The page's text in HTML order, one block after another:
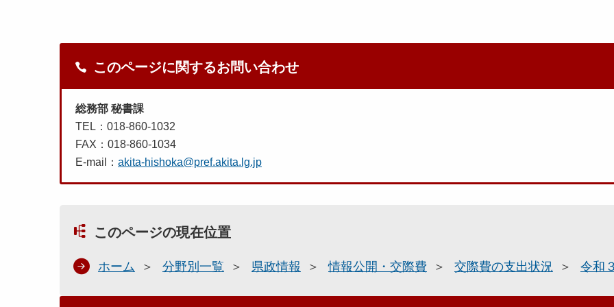
このページに関するお問い合わせ
総務部 秘書課
TEL：018-860-1032
FAX：018-860-1034
E-mail： akita-hishoka@pref.akita.lg.jp
このページの現在位置
ホーム 分野別一覧 県政情報 情報公開・交際費 交際費の支出状況 令和